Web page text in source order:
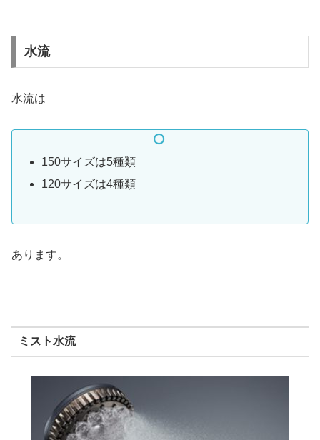
水流
水流は
150サイズは5種類
120サイズは4種類
あります。
ミスト水流